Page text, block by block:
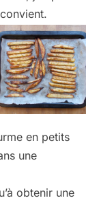
en petits
une
obtenir une